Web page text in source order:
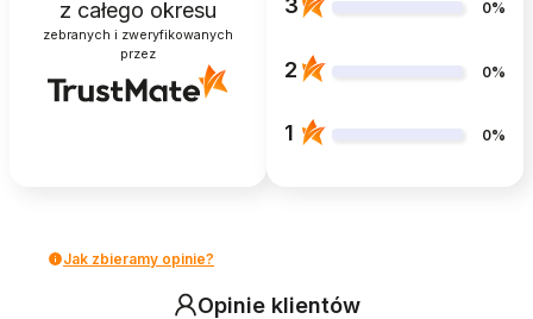
z całego okresu
zebranych i zweryfikowanych
przez
0%
2 0%
1 0%
Jak zbieramy opinie?
Opinie klientów